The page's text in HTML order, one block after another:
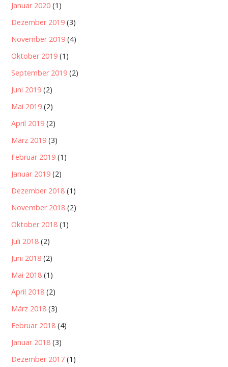
Januar 2020 (1)
Dezember 2019 (3)
November 2019 (4)
Oktober 2019 (1)
September 2019 (2)
Juni 2019 (2)
Mai 2019 (2)
April 2019 (2)
März 2019 (3)
Februar 2019 (1)
Januar 2019 (2)
Dezember 2018 (1)
November 2018 (2)
Oktober 2018 (1)
Juli 2018 (2)
Juni 2018 (2)
Mai 2018 (1)
April 2018 (2)
März 2018 (3)
Februar 2018 (4)
Januar 2018 (3)
Dezember 2017 (1)